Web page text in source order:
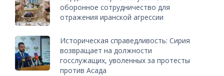
оборонное сотрудничество для
отражения иранской агрессии
Историческая справедливость: Сирия
возвращает на должности
госслужащих, уволенных за протесты
против Асада